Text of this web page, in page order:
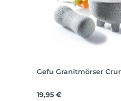
Gefu Granitmörser
Regulärer Preis:
19,95 €